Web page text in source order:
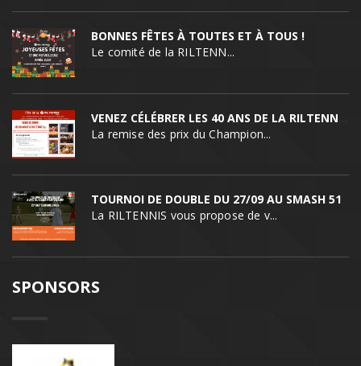
BONNES FÊTES À TOUTES ET À TOUS !
Le comité de la RILTENN...
La remise des prix du Champion...
TOURNOI DE DOUBLE DU 27/09 AU SMASH 51
La RILTENNIS vous propose de v...
SPONSORS